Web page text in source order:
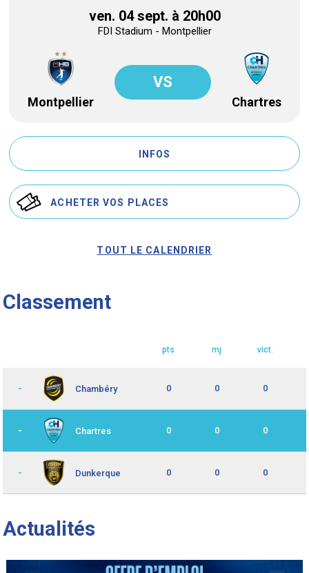
ven. 04 sept. à 20h00
FDI Stadium - Montpellier
Montpellier
VS
Chartres
INFOS
ACHETER VOS PLACES
TOUT LE CALENDRIER
Classement
pts mj vict.
- Chambéry 0 0 0
- Chartres 0 0 0
- Dunkerque 0 0 0
Actualités